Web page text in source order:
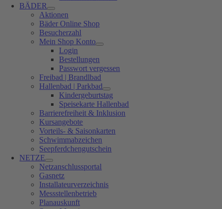
BÄDER
Aktionen
Bäder Online Shop
Besucherzahl
Mein Shop Konto
Login
Bestellungen
Passwort vergessen
Freibad | Brandlbad
Hallenbad | Parkbad
Kindergeburtstag
Speisekarte Hallenbad
Barrierefreiheit & Inklusion
Kursangebote
Vorteils- & Saisonkarten
Schwimmabzeichen
Seepferdchengutschein
NETZE
Netzanschlussportal
Gasnetz
Installateurverzeichnis
Messstellenbetrieb
Planauskunft